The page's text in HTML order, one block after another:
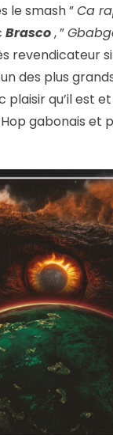
le smash ”Ca
Brasco, ”
revendicateur
des plus
qu’il est
gabonais et